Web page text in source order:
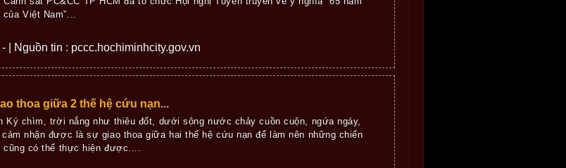
Việt Nam”...
| Nguồn tin : pccc.hochiminhcity.gov.vn
thoa giữa 2 thế hệ cứu nạn...
Ký chìm, trời nắng như thiêu đốt, dưới sông nước chảy cuồn cuộn, ngứa ngáy,
nhận được là sự giao thoa giữa hai thế hệ cứu nạn để làm nên những chiến
cũng có thể thực hiện được....